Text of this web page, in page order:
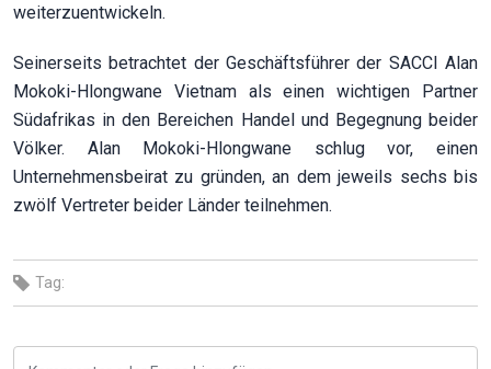
weiterzuentwickeln.
Seinerseits betrachtet der Geschäftsführer der SACCI Alan
Mokoki-Hlongwane Vietnam als einen wichtigen Partner
Südafrikas in den Bereichen Handel und Begegnung beider
Völker. Alan Mokoki-Hlongwane schlug vor, einen
Unternehmensbeirat zu gründen, an dem jeweils sechs bis
zwölf Vertreter beider Länder teilnehmen.
Tag: